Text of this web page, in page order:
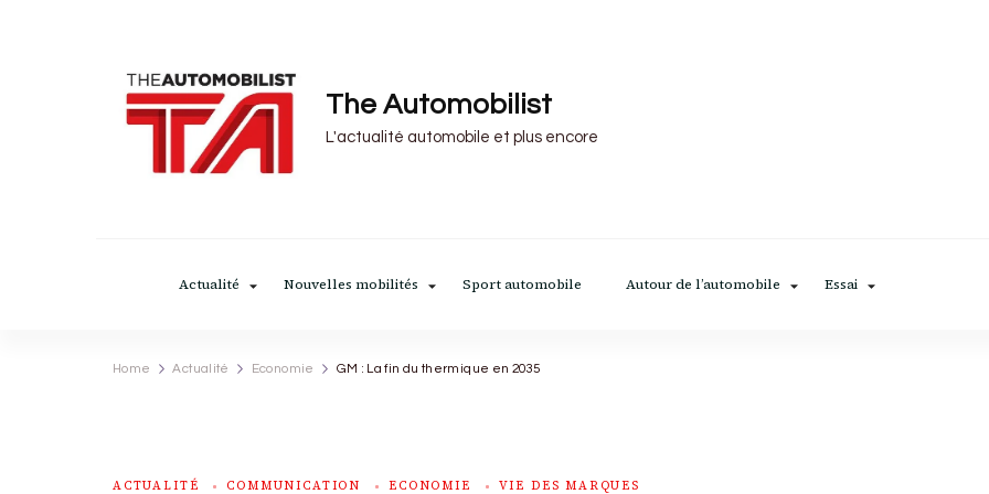
The Automobilist
L'actualité automobile et plus encore
Actualité Nouvelles mobilités Sport automobile Autour de l’automobile Essai
Home Actualité Economie GM : La fin du thermique en 2035
ACTUALITÉ COMMUNICATION ECONOMIE VIE DES MARQUES